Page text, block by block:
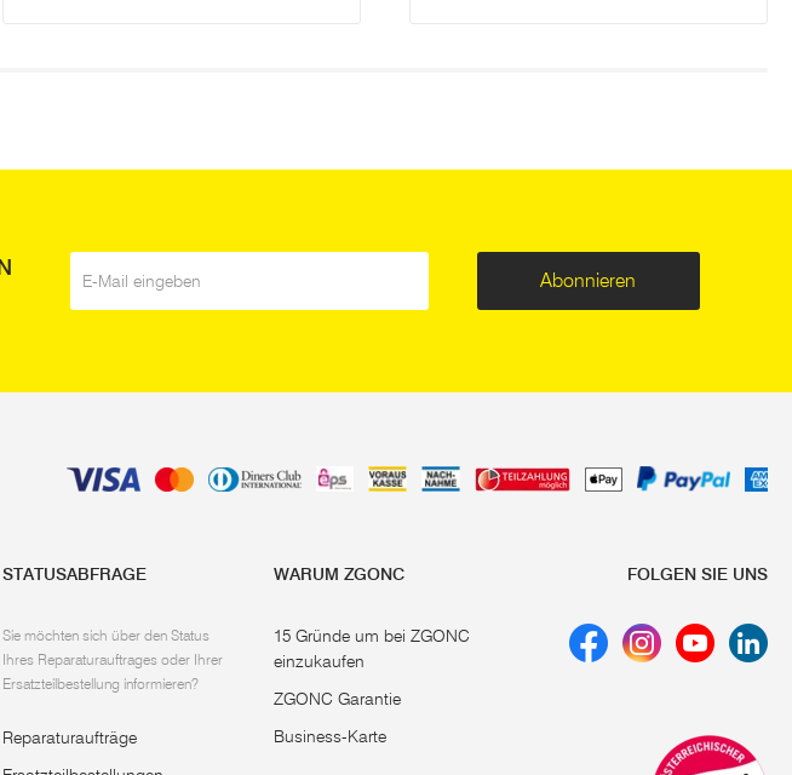
Abonnieren
STATUSABFRAGE
Sie möchten sich über den Status
Ihres Reparaturauftrages oder Ihrer
Ersatzteilbestellung informieren?
Reparaturaufträge
WARUM ZGONC
15 Gründe um bei ZGONC
einzukaufen
ZGONC Garantie
Business-Karte
FOLGEN SIE UNS